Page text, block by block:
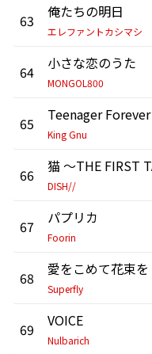
63 俺たちの明日
エレファントカシマシ
64 小さな恋のうた
MONGOL800
65 Teenager Forever
King Gnu
66
DISH//
67 パプリカ
Foorin
68 愛をこめて花束を
Superfly
69 VOICE
Nulbarich